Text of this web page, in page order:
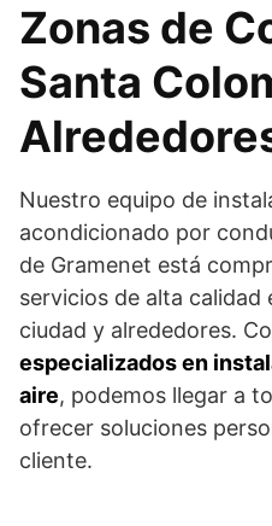
Zonas de
Santa
Nuestro equipo de
acondicionado por
de Gramenet está
servicios de alta calidad
ciudad y alrededores.
especializados en
aire, podemos llegar a
ofrecer soluciones
cliente.